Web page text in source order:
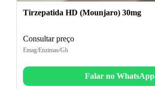
Tirzepatida HD (Mounjaro) 30mg
Consultar preço
Emag/Enzimas/Gh
Falar no WhatsApp